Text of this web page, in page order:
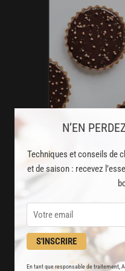
N’EN
Techniques et conseils de
et de saison : recevez
S'INSCRIRE
En tant que responsable de traitement,
AVEC
8000recettes
partagées par vos